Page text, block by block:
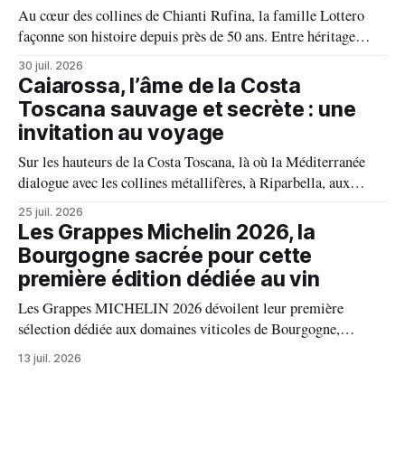
Au cœur des collines de Chianti Rufina, la famille Lottero
façonne son histoire depuis près de 50 ans. Entre héritage
familial, exigence viticole et profond respect du terroir, le
domaine incarne une vision authentique du vin, où chaque
millésime raconte une terre, une passion et un art de vivre.
30 juil. 2026
Caiarossa, l’âme de la Costa
Toscana sauvage et secrète : une
invitation au voyage
Sur les hauteurs de la Costa Toscana, là où la Méditerranée
dialogue avec les collines métallifères, à Riparbella, aux
portes de Bolgheri, Caiarossa cultive une autre idée du grand
vin, celle d'un équilibre vivant entre la terre, les cépages et le
temps.
25 juil. 2026
Les Grappes Michelin 2026, la
Bourgogne sacrée pour cette
première édition dédiée au vin
Les Grappes MICHELIN 2026 dévoilent leur première
sélection dédiée aux domaines viticoles de Bourgogne,
distinguant 94 propriétés pour l’excellence de leurs vins. Au
palmarès : 9 domaines reçoivent trois grappes, 20 deux
13 juil. 2026